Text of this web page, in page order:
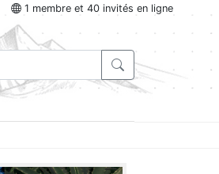
1 membre et 40 invités en ligne